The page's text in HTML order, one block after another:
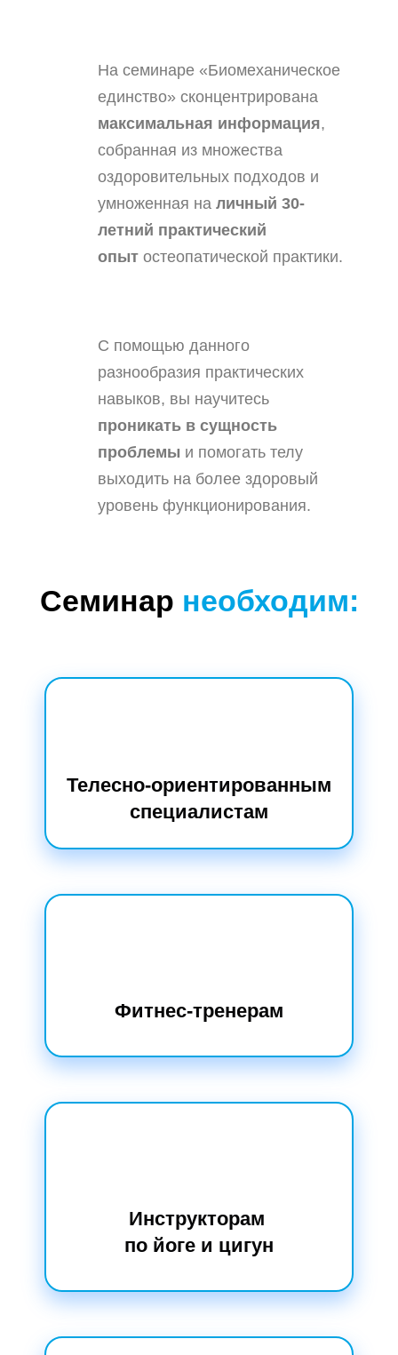
На семинаре «Биомеханическое
единство» сконцентрирована
максимальная информация,
собранная из множества
оздоровительных подходов и
умноженная на личный 30-
летний практический
опыт остеопатической практики.
С помощью данного
разнообразия практических
навыков, вы научитесь
проникать в сущность
проблемы и помогать телу
выходить на более здоровый
уровень функционирования.
Семинар необходим:
Телесно-ориентированным
специалистам
Фитнес-тренерам
Инструкторам
по йоге и цигун